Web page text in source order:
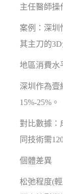
主任醫師操
案例：深圳
其主刀的
地區消費水
深圳作為壹
15%-25%。
對比數據：
同技術需
個體差異
松弛程度(